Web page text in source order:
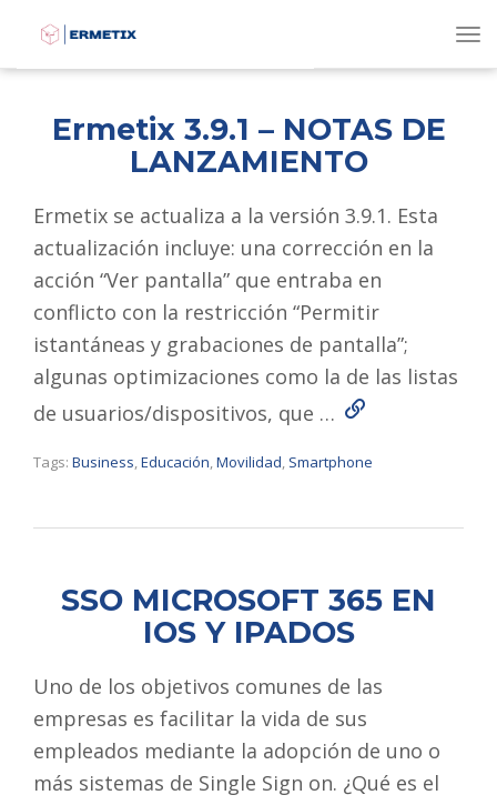
Ermetix 3.9.1 – NOTAS DE
LANZAMIENTO
Ermetix se actualiza a la versión 3.9.1. Esta
actualización incluye: una corrección en la
acción “Ver pantalla” que entraba en
conflicto con la restricción “Permitir
istantáneas y grabaciones de pantalla”;
algunas optimizaciones como la de las listas
de usuarios/dispositivos, que … Read More
Tags: Business,Educación,Movilidad, Smartphone
SSO MICROSOFT 365 EN
IOS Y IPADOS
Uno de los objetivos comunes de las
empresas es facilitar la vida de sus
empleados mediante la adopción de uno o
más sistemas de Single Sign on. ¿Qué es el